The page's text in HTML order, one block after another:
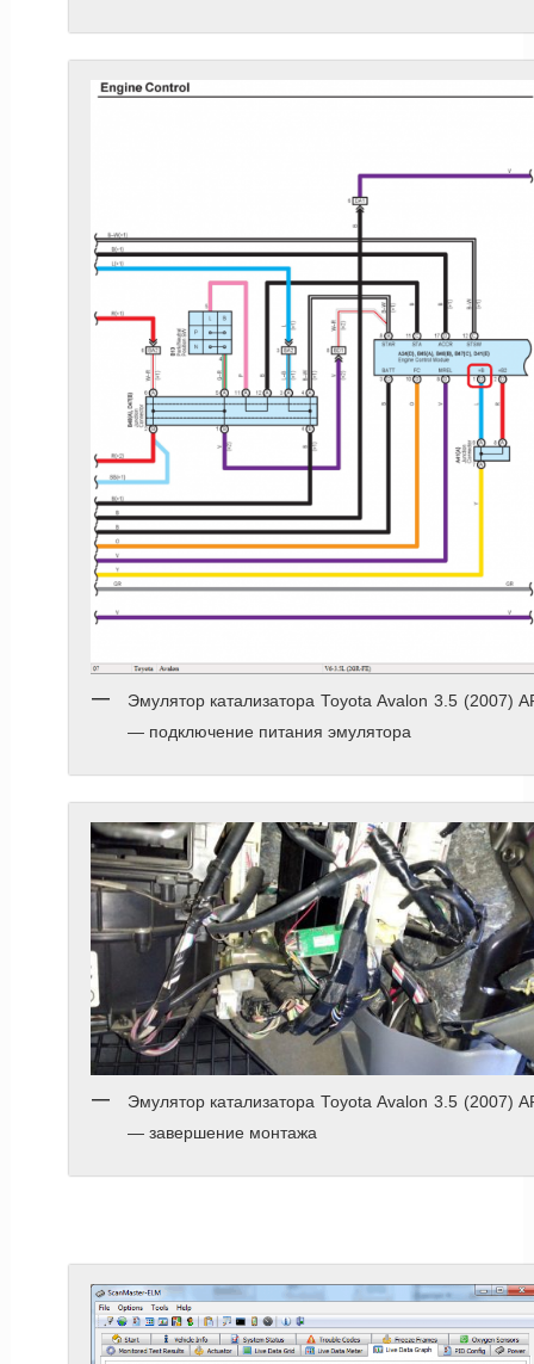
Эмулятор катализатора Toyota Avalon 3.5 (2007)
— подключение питания эмулятора
Эмулятор катализатора Toyota Avalon 3.5 (2007)
— завершение монтажа